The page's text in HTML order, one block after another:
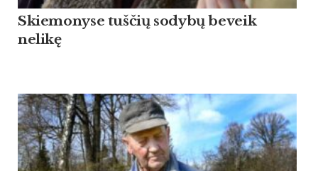
Skiemonyse tuščių sodybų beveik
nelikę